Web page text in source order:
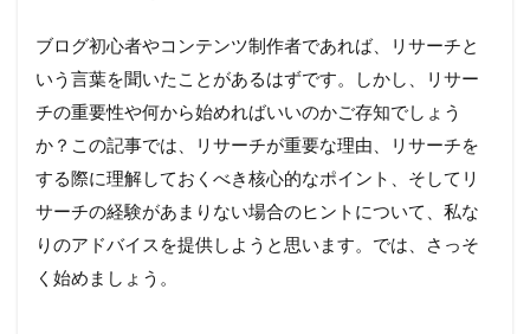
ブログ初心者やコンテンツ制作者であれば、リサーチと
いう言葉を聞いたことがあるはずです。しかし、リサー
チの重要性や何から始めればいいのかご存知でしょう
か？この記事では、リサーチが重要な理由、リサーチを
する際に理解しておくべき核心的なポイント、そしてリ
サーチの経験があまりない場合のヒントについて、私な
りのアドバイスを提供しようと思います。では、さっそ
く始めましょう。